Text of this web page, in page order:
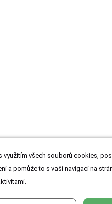
využitím všech souborů cookies,
a pomůže to s vaší navigací na